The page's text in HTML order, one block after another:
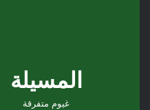
المسيلة
غيوم متفرقة